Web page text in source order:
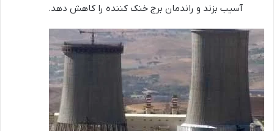
آسیب بزند و راندمان برج خنک کننده را کاهش دهد.